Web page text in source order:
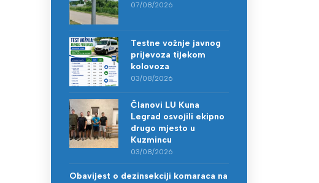
07/08/2026
Testne vožnje javnog
prijevoza tijekom
kolovoza
03/08/2026
Članovi LU Kuna
Legrad osvojili ekipno
drugo mjesto u
Kuzmincu
03/08/2026
Obavijest o dezinsekciji komaraca na